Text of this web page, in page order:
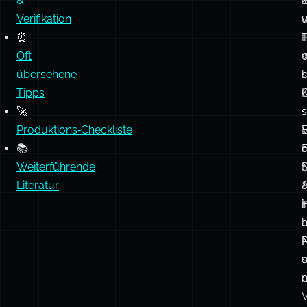
Verifikation
⏰
Oft
übersehene
Tipps
🚀
Produktions‑Checkliste
📚
Weiterführende
Literatur